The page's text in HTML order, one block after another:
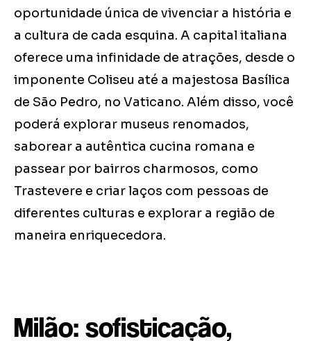
oportunidade única de vivenciar a história e
a cultura de cada esquina. A capital italiana
oferece uma infinidade de atrações, desde o
imponente Coliseu até a majestosa Basílica
de São Pedro, no Vaticano. Além disso, você
poderá explorar museus renomados,
saborear a autêntica cucina romana e
passear por bairros charmosos, como
Trastevere e criar laços com pessoas de
diferentes culturas e explorar a região de
maneira enriquecedora.
Milão: sofisticação,